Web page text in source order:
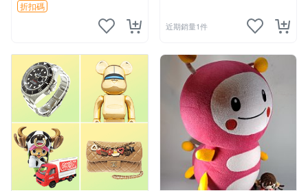
折扣碼
近期銷量1件